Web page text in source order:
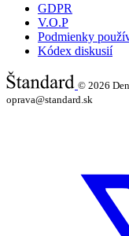
GDPR
V.O.P
Podmienky
Kódex diskusií
© 2026
oprava@standard.sk